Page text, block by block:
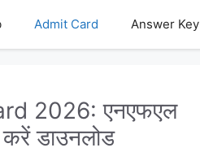
Admit Card Answer Key
2026: एनएफएल
करें डाउनलोड